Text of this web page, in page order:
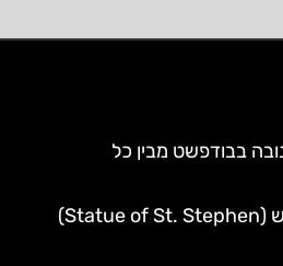
בבודפשט מבין כל
פסל המלך שטפן הקדוש (Statue of St. Stephen)